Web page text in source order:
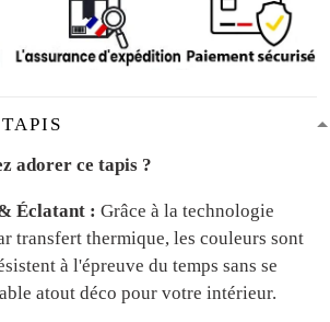
adorer ce tapis ?
Éclatant : Grâce à la technologie
transfert thermique, les couleurs sont
à l'épreuve du temps sans se
atout déco pour votre intérieur.